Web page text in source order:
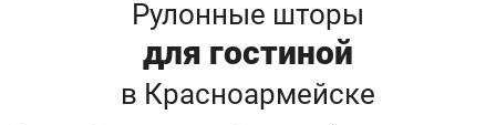
Рулонные шторы
для гостиной
в Красноармейске